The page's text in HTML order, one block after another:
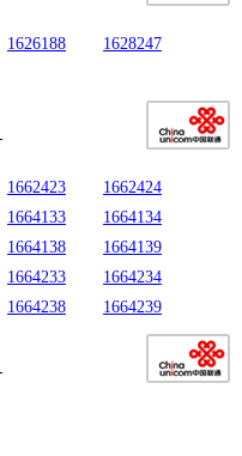
1626188
1628247
1662423
1662424
1664133
1664134
1664138
1664139
1664233
1664234
1664238 1664239